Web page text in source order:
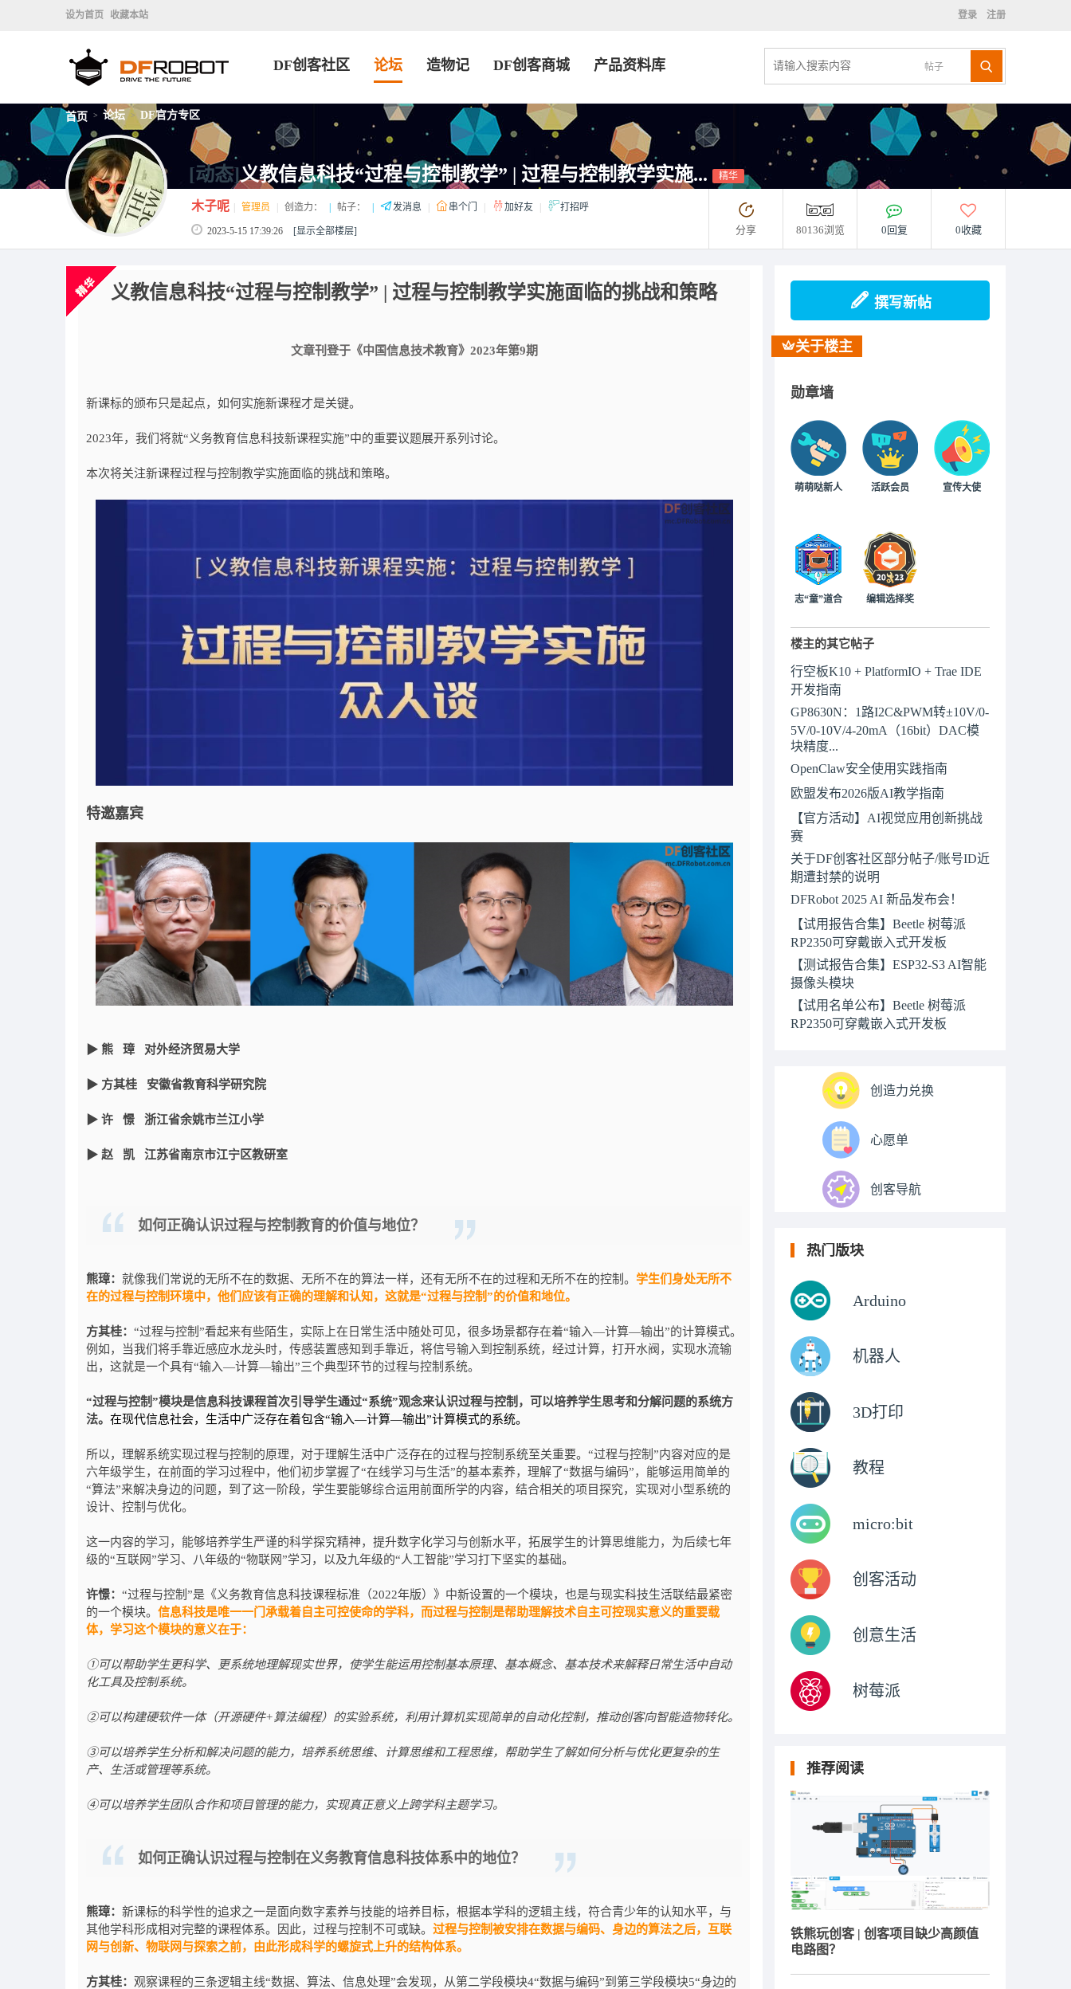
设为首页 收藏本站 登录 注册
帖子
DF创客社区 论坛 造物记 DF创客商城 产品资料库
首页 > 论坛 > DF官方专区
[动态]义教信息科技“过程与控制教学” | 过程与控制教学实施... 精华
木子呢 管理员 创造力： 帖子： 发消息 串个门 加好友 打招呼
2023-5-15 17:39:26 [显示全部楼层] 分享 80136浏览 0回复 0收藏
义教信息科技“过程与控制教学” | 过程与控制教学实施面临的挑战和策略
文章刊登于《中国信息技术教育》2023年第9期
新课标的颁布只是起点，如何实施新课程才是关键。
2023年，我们将就“义务教育信息科技新课程实施”中的重要议题展开系列讨论。
本次将关注新课程过程与控制教学实施面临的挑战和策略。
特邀嘉宾
▶ 熊 璋 对外经济贸易大学
▶ 方其桂 安徽省教育科学研究院
▶ 许 憬 浙江省余姚市兰江小学
▶ 赵 凯 江苏省南京市江宁区教研室
如何正确认识过程与控制教育的价值与地位？
熊璋： 就像我们常说的无所不在的数据、无所不在的算法一样，还有无所不在的过程和无所不在的控制。 学生们身处无所不
在的过程与控制环境中，他们应该有正确的理解和认知，这就是“过程与控制”的价值和地位。
方其桂： “过程与控制”看起来有些陌生，实际上在日常生活中随处可见，很多场景都存在着“输入—计算—输出”的计算模式。
例如，当我们将手靠近感应水龙头时，传感装置感知到手靠近，将信号输入到控制系统，经过计算，打开水阀，实现水流输
出，这就是一个具有“输入—计算—输出”三个典型环节的过程与控制系统。
“过程与控制”模块是信息科技课程首次引导学生通过“系统”观念来认识过程与控制，可以培养学生思考和分解问题的系统方
法。 在现代信息社会，生活中广泛存在着包含“输入—计算—输出”计算模式的系统。
所以，理解系统实现过程与控制的原理，对于理解生活中广泛存在的过程与控制系统至关重要。“过程与控制”内容对应的是
六年级学生，在前面的学习过程中，他们初步掌握了“在线学习与生活”的基本素养，理解了“数据与编码”，能够运用简单的
“算法”来解决身边的问题，到了这一阶段，学生要能够综合运用前面所学的内容，结合相关的项目探究，实现对小型系统的
设计、控制与优化。
这一内容的学习，能够培养学生严谨的科学探究精神，提升数字化学习与创新水平，拓展学生的计算思维能力，为后续七年
级的“互联网”学习、八年级的“物联网”学习，以及九年级的“人工智能”学习打下坚实的基础。
许憬： “过程与控制”是《义务教育信息科技课程标准（2022年版）》中新设置的一个模块，也是与现实科技生活联结最紧密
的一个模块。 信息科技是唯一一门承载着自主可控使命的学科，而过程与控制是帮助理解技术自主可控现实意义的重要载
体，学习这个模块的意义在于：
①可以帮助学生更科学、更系统地理解现实世界，使学生能运用控制基本原理、基本概念、基本技术来解释日常生活中自动
化工具及控制系统。
②可以构建硬软件一体（开源硬件+算法编程）的实验系统，利用计算机实现简单的自动化控制，推动创客向智能造物转化。
③可以培养学生分析和解决问题的能力，培养系统思维、计算思维和工程思维，帮助学生了解如何分析与优化更复杂的生
产、生活或管理等系统。
④可以培养学生团队合作和项目管理的能力，实现真正意义上跨学科主题学习。
如何正确认识过程与控制在义务教育信息科技体系中的地位？
熊璋： 新课标的科学性的追求之一是面向数字素养与技能的培养目标，根据本学科的逻辑主线，符合青少年的认知水平，与
其他学科形成相对完整的课程体系。因此，过程与控制不可或缺。 过程与控制被安排在数据与编码、身边的算法之后，互联
网与创新、物联网与探索之前，由此形成科学的螺旋式上升的结构体系。
方其桂： 观察课程的三条逻辑主线“数据、算法、信息处理”会发现，从第二学段模块4“数据与编码”到第三学段模块5“身边的
撰写新帖
关于楼主
勋章墙
萌萌哒新人 活跃会员 宣传大使
志“童”道合 编辑选择奖
楼主的其它帖子
行空板K10 + PlatformIO + Trae IDE
开发指南
GP8630N：1路I2C&PWM转±10V/0-
5V/0-10V/4-20mA（16bit）DAC模
块精度...
OpenClaw安全使用实践指南
欧盟发布2026版AI教学指南
【官方活动】AI视觉应用创新挑战
赛
关于DF创客社区部分帖子/账号ID近
期遭封禁的说明
DFRobot 2025 AI 新品发布会！
【试用报告合集】Beetle 树莓派
RP2350可穿戴嵌入式开发板
【测试报告合集】ESP32-S3 AI智能
摄像头模块
【试用名单公布】Beetle 树莓派
RP2350可穿戴嵌入式开发板
创造力兑换
心愿单
创客导航
热门版块
Arduino
机器人
3D打印
教程
micro:bit
创客活动
创意生活
树莓派
推荐阅读
铁熊玩创客 | 创客项目缺少高颜值
电路图？